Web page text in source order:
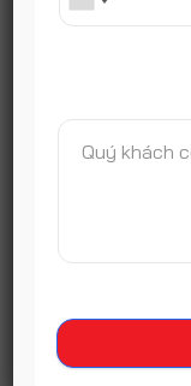
hoàn thiện
tốt. Dự án sở
giấy phép
Việc hợp tác toàn
Serena Riverside
tưởng, mà còn là